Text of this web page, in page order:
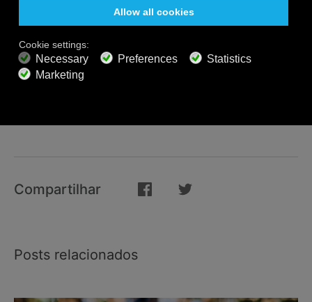
benéficas neste nosso mundo cheio de estresse e
ansiedade. Nosso player de música online é ótimo
para quando você quiser se sentar para meditar,
estudar ou relaxar enquanto praticar yoga pela
manhã em casa ou, até mesmo, no trabalho.
Compartilhar
Posts relacionados